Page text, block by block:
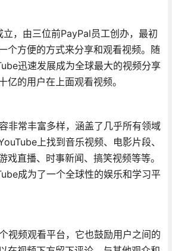
，由三位前PayPal员工创办，最初
个方便的方式来分享和观看视频。随
迅速发展成为全球最大的视频分享
亿的用户在上面观看视频。
非常丰富多样，涵盖了几乎所有领域
上找到音乐视频、电影片段、
戏直播、时事新闻、搞笑视频等等。
成为了一个全球性的娱乐和学习平
视频观看平台，它也鼓励用户之间的